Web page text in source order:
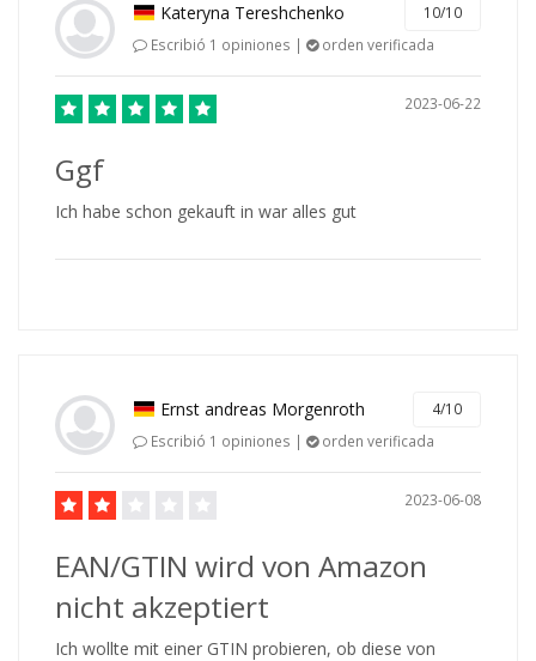
Kateryna Tereshchenko
10/10
Escribió 1 opiniones |
orden verificada
2023-06-22
Ggf
Ich habe schon gekauft in war alles gut
Ernst andreas Morgenroth
4/10
Escribió 1 opiniones |
orden verificada
2023-06-08
EAN/GTIN wird von Amazon
nicht akzeptiert
Ich wollte mit einer GTIN probieren, ob diese von